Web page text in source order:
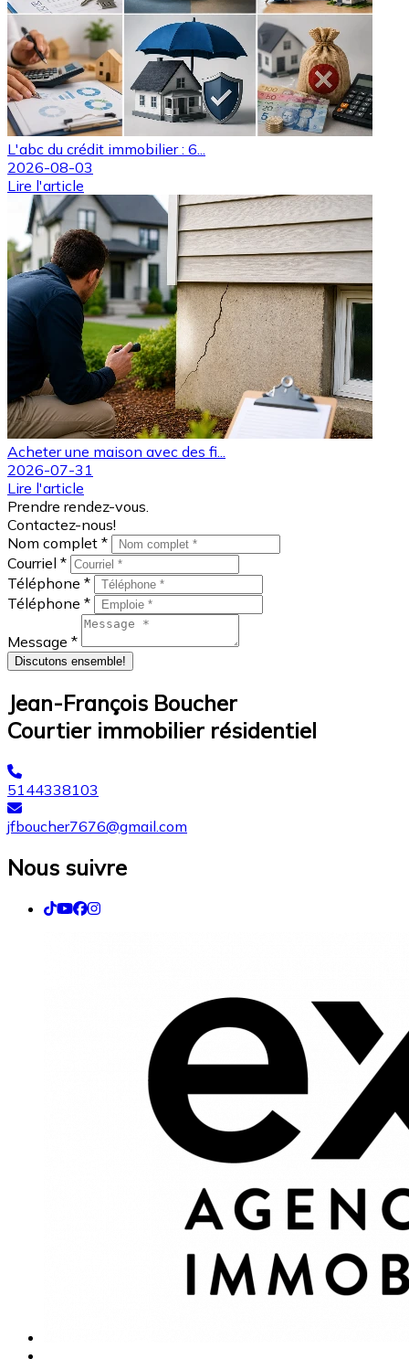
L'abc du crédit immobilier : 6...
2026-08-03
Lire l'article
Acheter une maison avec des fi...
2026-07-31
Lire l'article
Prendre rendez-vous.
Contactez-nous!
Nom complet *
Courriel *
Téléphone *
Téléphone *
Message *
Discutons ensemble!
Jean-François Boucher
Courtier immobilier résidentiel
5144338103
jfboucher7676@gmail.com
Nous suivre